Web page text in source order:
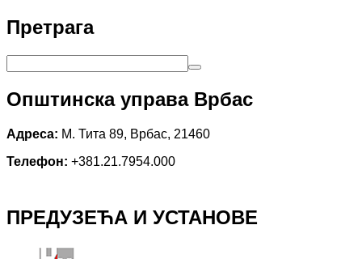
Претрага
Општинска управа Врбас
Адреса: М. Тита 89, Врбас, 21460
Телефон: +381.21.7954.000
ПРЕДУЗЕЋА И УСТАНОВЕ